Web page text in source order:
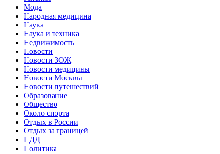
Мода
Народная медицина
Наука
Наука и техника
Недвижимость
Новости
Новости ЗОЖ
Новости медицины
Новости Москвы
Новости путешествий
Образование
Общество
Около спорта
Отдых в России
Отдых за границей
ПДД
Политика